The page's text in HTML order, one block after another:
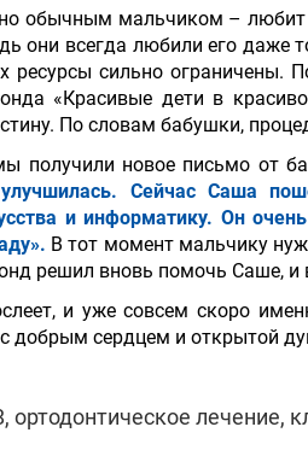
обычным мальчиком –
они всегда любили его даже
ресурсы сильно ограничены.
«Красивые дети в
По словам бабушки,
получили новое письмо от
улучшилась. Сейчас Саша
и информатику. Он
В тот момент мальчику
решил вновь помочь Саше, и
и уже совсем скоро
добрым сердцем и открытой
ортодонтическое лечение,